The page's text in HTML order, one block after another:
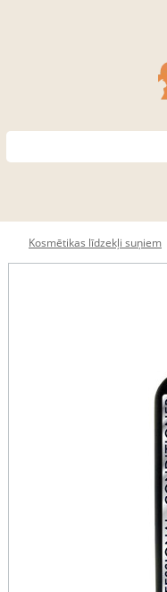
Kosmētikas līdzekļi suņiem